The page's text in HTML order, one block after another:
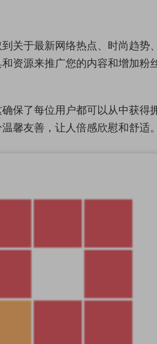
关于最新网络热点、时尚趋势
资源来推广您的内容和增加粉
保了每位用户都可以从中获得
馨友善，让人倍感欣慰和舒适